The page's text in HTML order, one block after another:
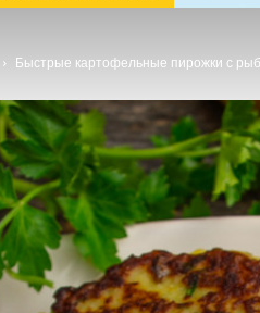
Быстрые картофельные пирожки с